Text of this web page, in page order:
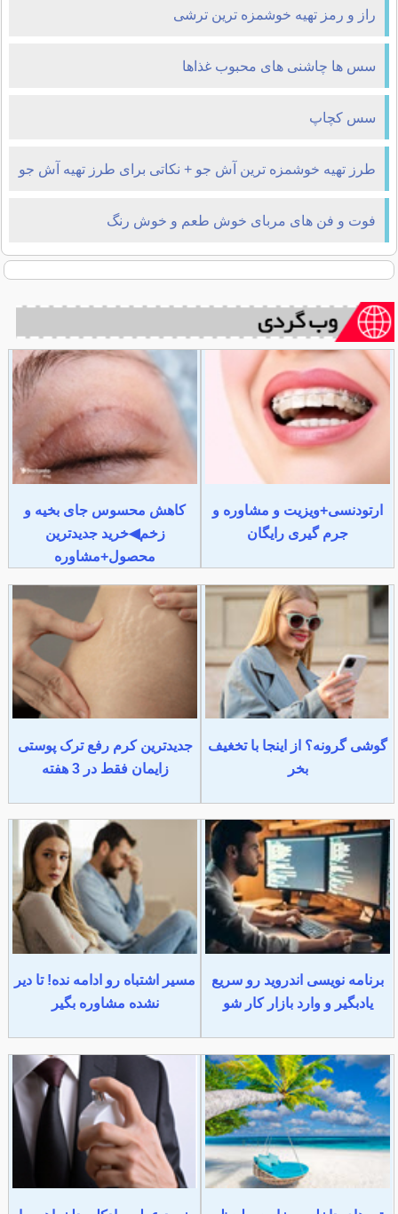
راز و رمز تهیه خوشمزه ترین ترشی
سس ها چاشنی های محبوب غذاها
سس کچاپ
طرز تهیه خوشمزه ترین آش جو + نکاتی برای طرز تهیه آش جو
فوت و فن های مربای خوش طعم و خوش رنگ
ارتودنسی+ویزیت و مشاوره و
جرم گیری رایگان
کاهش محسوس جای بخیه و
زخم◀خرید جدیدترین
محصول+مشاوره
گوشی گرونه؟ از اینجا با تخغیف
بخر
جدیدترین کرم رفع ترک پوستی
زایمان فقط در 3 هفته
برنامه نویسی اندروید رو سریع
یادبگیر و وارد بازار کار شو
مسیر اشتباه رو ادامه نده! تا دیر
نشده مشاوره بگیر